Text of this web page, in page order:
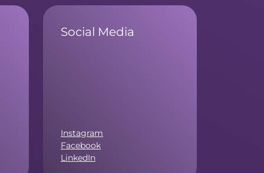
Social Media
Instagram
Facebook
LinkedIn